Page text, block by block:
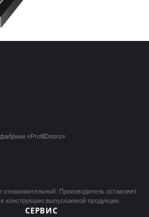
«ProfilDoors»
Производитель оставляет
конструкцию выпускаемой продукции.
СЕРВИС